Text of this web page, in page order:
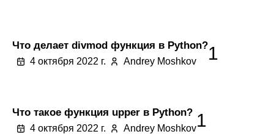
Что делает divmod функция в Python?
4 октября 2022 г. Andrey Moshkov 1
Что такое функция upper в Python?
4 октября 2022 г. Andrey Moshkov1